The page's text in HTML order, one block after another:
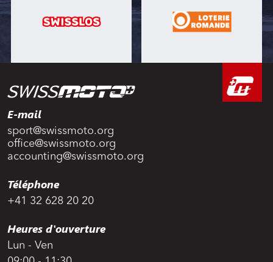
E-mail
sport@swissmoto.org
office@swissmoto.org
accounting@swissmoto.org
Téléphone
+41 32 628 20 20
Heures d'ouverture
Lun - Ven